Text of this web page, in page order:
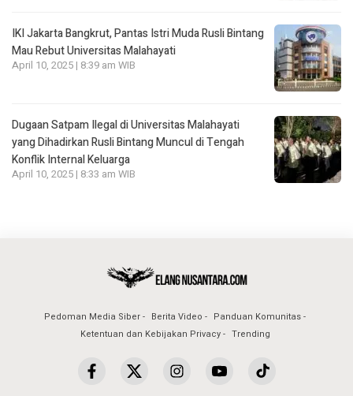
IKI Jakarta Bangkrut, Pantas Istri Muda Rusli Bintang
Mau Rebut Universitas Malahayati
April 10, 2025 | 8:39 am WIB
Dugaan Satpam Ilegal di Universitas Malahayati
yang Dihadirkan Rusli Bintang Muncul di Tengah
Konflik Internal Keluarga
April 10, 2025 | 8:33 am WIB
Pedoman Media Siber Berita Video
Panduan Komunitas
Ketentuan dan Kebijakan Privacy
Trending